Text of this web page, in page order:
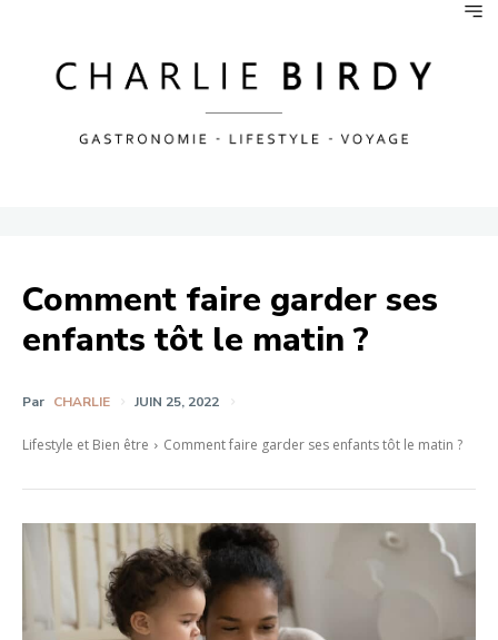
Comment faire garder ses
enfants tôt le matin ?
Par CHARLIE JUIN 25, 2022
Lifestyle et Bien être Comment faire garder ses enfants tôt le matin ?